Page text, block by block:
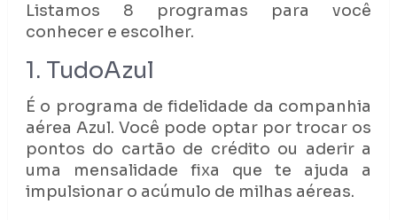
Listamos 8 programas para você
conhecer e escolher.
1. TudoAzul
É o programa de fidelidade da companhia
aérea Azul. Você pode optar por trocar os
pontos do cartão de crédito ou aderir a
uma mensalidade fixa que te ajuda a
impulsionar o acúmulo de milhas aéreas.